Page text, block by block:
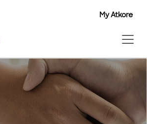
My Atkore